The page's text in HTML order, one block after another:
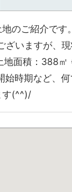
のご紹介で
いますが、
面積：388㎡
始時期など、
す(^^)/